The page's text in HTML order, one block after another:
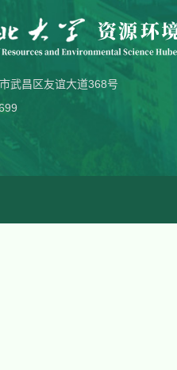
武昌区友谊大道368号